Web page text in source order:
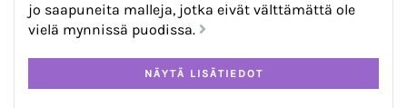
jo saapuneita malleja, jotka eivät välttämättä ole
vielä mynnissä puodissa.